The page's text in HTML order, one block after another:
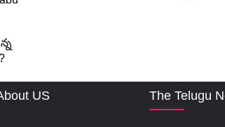
US The Telugu